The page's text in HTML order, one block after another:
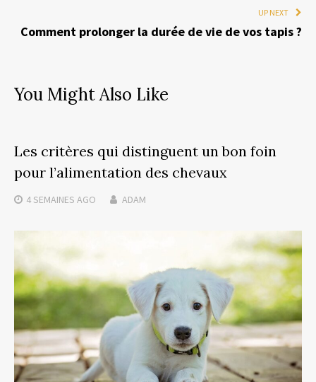
UP NEXT
Comment prolonger la durée de vie de vos tapis ?
You Might Also Like
Les critères qui distinguent un bon foin
pour l’alimentation des chevaux
4 SEMAINES AGO ADAM